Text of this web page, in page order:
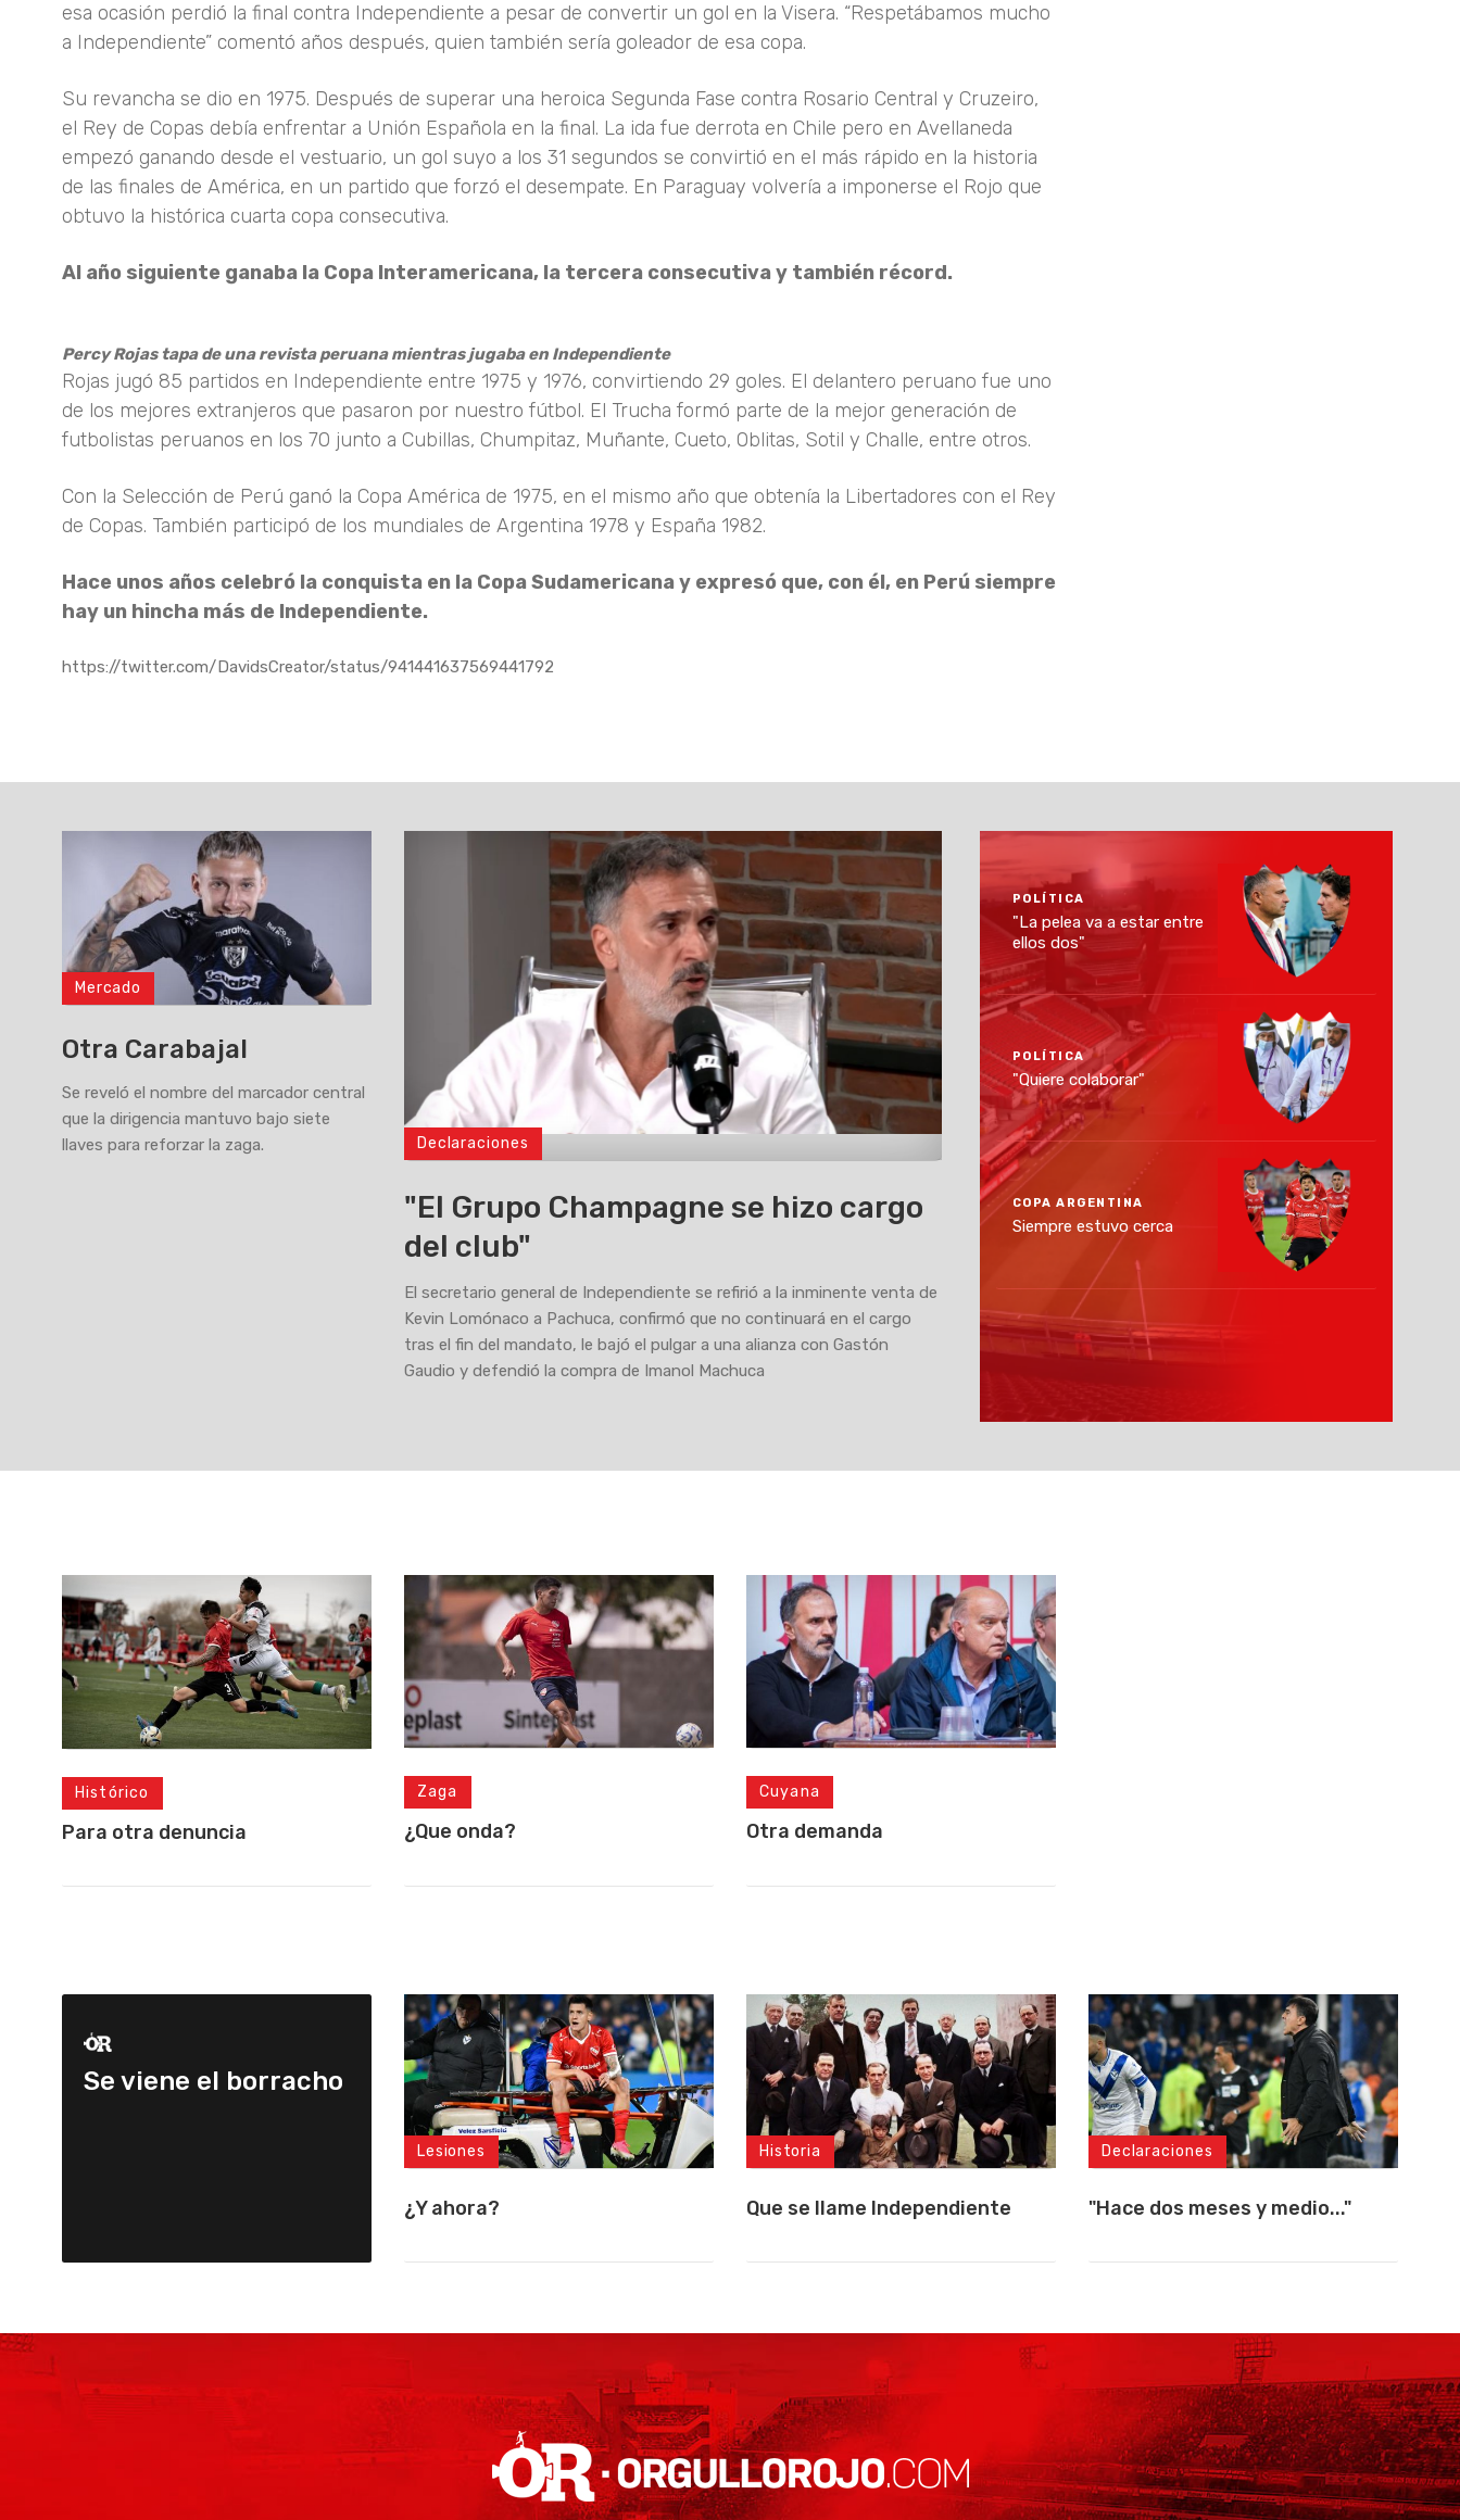
esa ocasión perdió la final contra Independiente a pesar de convertir un gol en la Visera. “Respetábamos mucho
a Independiente” comentó años después, quien también sería goleador de esa copa.
Su revancha se dio en 1975. Después de superar una heroica Segunda Fase contra Rosario Central y Cruzeiro,
el Rey de Copas debía enfrentar a Unión Española en la final. La ida fue derrota en Chile pero en Avellaneda
empezó ganando desde el vestuario, un gol suyo a los 31 segundos se convirtió en el más rápido en la historia
de las finales de América, en un partido que forzó el desempate. En Paraguay volvería a imponerse el Rojo que
obtuvo la histórica cuarta copa consecutiva.
Al año siguiente ganaba la Copa Interamericana, la tercera consecutiva y también récord.
Percy Rojas tapa de una revista peruana mientras jugaba en Independiente
Rojas jugó 85 partidos en Independiente entre 1975 y 1976, convirtiendo 29 goles. El delantero peruano fue uno
de los mejores extranjeros que pasaron por nuestro fútbol. El Trucha formó parte de la mejor generación de
futbolistas peruanos en los 70 junto a Cubillas, Chumpitaz, Muñante, Cueto, Oblitas, Sotil y Challe, entre otros.
Con la Selección de Perú ganó la Copa América de 1975, en el mismo año que obtenía la Libertadores con el Rey
de Copas. También participó de los mundiales de Argentina 1978 y España 1982.
Hace unos años celebró la conquista en la Copa Sudamericana y expresó que, con él, en Perú siempre
hay un hincha más de Independiente.
https://twitter.com/DavidsCreator/status/941441637569441792
Mercado
Otra Carabajal
Se reveló el nombre del marcador central
que la dirigencia mantuvo bajo siete
llaves para reforzar la zaga.
Declaraciones
"El Grupo Champagne se hizo cargo
del club"
El secretario general de Independiente se refirió a la inminente venta de
Kevin Lomónaco a Pachuca, confirmó que no continuará en el cargo
tras el fin del mandato, le bajó el pulgar a una alianza con Gastón
Gaudio y defendió la compra de Imanol Machuca
POLÍTICA
"La pelea va a estar entre
ellos dos"
POLÍTICA
"Quiere colaborar"
COPA ARGENTINA
Siempre estuvo cerca
Histórico
Para otra denuncia
Zaga
¿Que onda?
Cuyana
Otra demanda
Se viene el borracho
Lesiones
¿Y ahora?
Historia
Que se llame Independiente
Declaraciones
"Hace dos meses y medio..."